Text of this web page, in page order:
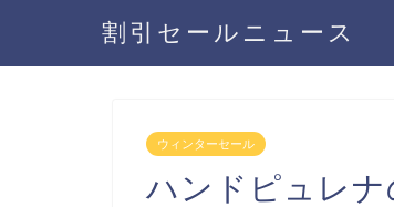
割引セールニュース
ウィンターセール
ハンドピュレ